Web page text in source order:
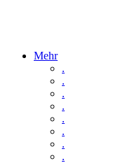
Mehr
.
.
.
.
.
.
.
.